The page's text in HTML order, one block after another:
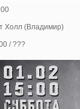
Холл (Владимир)
/ ???